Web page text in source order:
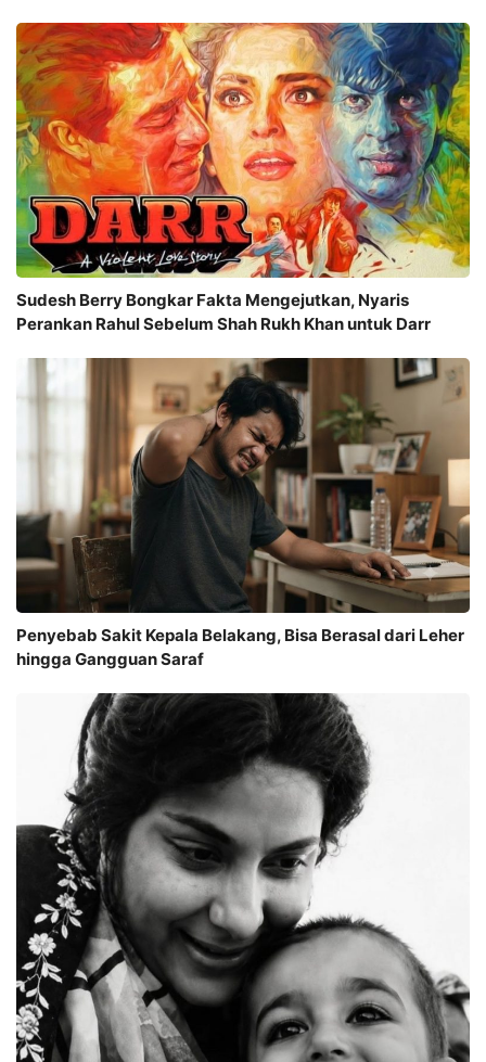
Sudesh Berry Bongkar Fakta Mengejutkan, Nyaris
Perankan Rahul Sebelum Shah Rukh Khan untuk Darr
Penyebab Sakit Kepala Belakang, Bisa Berasal dari Leher
hingga Gangguan Saraf